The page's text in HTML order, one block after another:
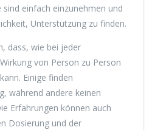
einfach einzunehmen und
Unterstützung zu finden.
dass, wie bei jeder
von Person zu Person
Einige finden
während andere keinen
Erfahrungen können auch
Dosierung und der